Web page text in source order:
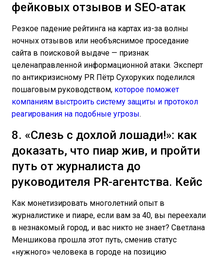
фейковых отзывов и SEO-атак
Резкое падение рейтинга на картах из-за волны
ночных отзывов или необъяснимое проседание
сайта в поисковой выдаче — признак
целенаправленной информационной атаки. Эксперт
по антикризисному PR Пётр Сухоруких поделился
пошаговым руководством, которое поможет
компаниям выстроить систему защиты и протокол
реагирования на подобные угрозы.
8. «Слезь с дохлой лошади!»: как
доказать, что пиар жив, и пройти
путь от журналиста до
руководителя PR-агентства. Кейс
Как монетизировать многолетний опыт в
журналистике и пиаре, если вам за 40, вы переехали
в незнакомый город, и вас никто не знает? Светлана
Меншикова прошла этот путь, сменив статус
«нужного» человека в городе на позицию